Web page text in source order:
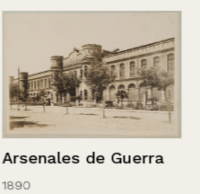
Arsenales de Guerra
1890